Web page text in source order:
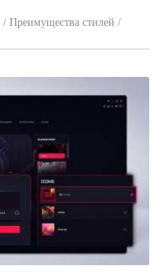
/ Преимущества стилей /